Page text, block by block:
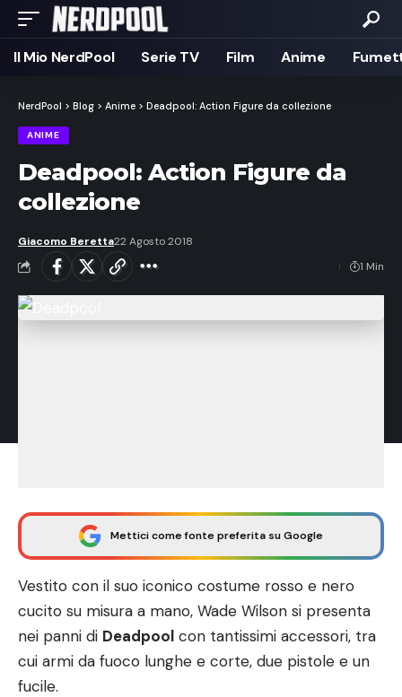
Il Mio NerdPool Serie TV Film Anime
NerdPool > Blog > Anime > Deadpool: Action Figure da collezione
ANIME
Deadpool: Action Figure da
collezione
Giacomo Beretta22 Agosto 2018
1 Min
Mettici come fonte preferita su Google
Vestito con il suo iconico costume rosso e nero
cucito su misura a mano, Wade Wilson si presenta
nei panni di Deadpool con tantissimi accessori, tra
cui armi da fuoco lunghe e corte, due pistole e un
fucile.